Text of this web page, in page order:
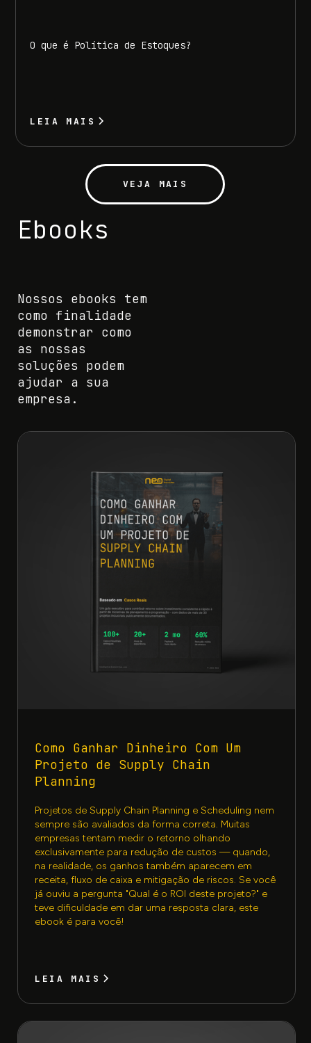
O que é Política de Estoques?
LEIA MAIS
VEJA MAIS
Ebooks
Nossos ebooks tem
como finalidade
demonstrar como
as nossas
soluções podem
ajudar a sua
empresa.
Como Ganhar Dinheiro Com Um
Projeto de Supply Chain
Planning
Projetos de Supply Chain Planning e Scheduling nem
sempre são avaliados da forma correta. Muitas
empresas tentam medir o retorno olhando
exclusivamente para redução de custos — quando,
na realidade, os ganhos também aparecem em
receita, fluxo de caixa e mitigação de riscos. Se você
já ouviu a pergunta "Qual é o ROI deste projeto?" e
teve dificuldade em dar uma resposta clara, este
ebook é para você!
LEIA MAIS